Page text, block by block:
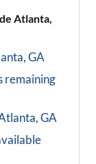
Atlanta,
GA
remaining
GA